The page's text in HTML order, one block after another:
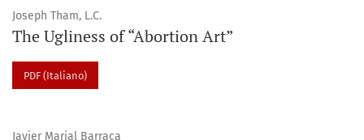
Joseph Tham, L.C.
The Ugliness of “Abortion Art”
PDF (Italiano)
Javier Marial Barraca